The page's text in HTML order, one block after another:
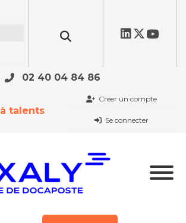
02 40 04 84 86
talents
Créer un compte
Se connecter